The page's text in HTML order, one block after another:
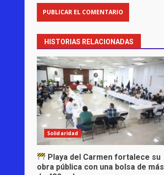
HISTORIAS RELACIONADAS
Solidaridad
Playa del Carmen fortalece su
obra pública con una bolsa de más